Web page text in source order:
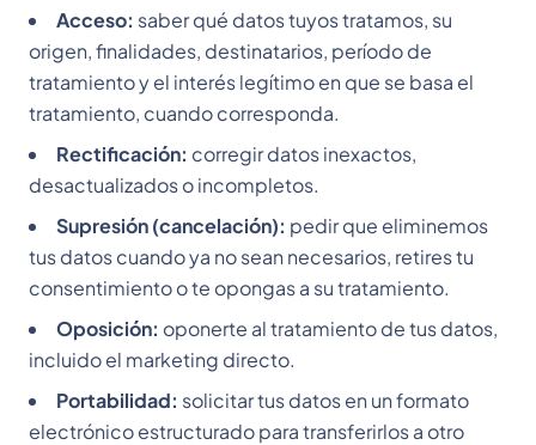
Acceso: saber qué datos tuyos tratamos, su
origen, finalidades, destinatarios, período de
tratamiento y el interés legítimo en que se basa el
tratamiento, cuando corresponda.
Rectificación: corregir datos inexactos,
desactualizados o incompletos.
Supresión (cancelación): pedir que eliminemos
tus datos cuando ya no sean necesarios, retires tu
consentimiento o te opongas a su tratamiento.
Oposición: oponerte al tratamiento de tus datos,
incluido el marketing directo.
Portabilidad: solicitar tus datos en un formato
electrónico estructurado para transferirlos a otro